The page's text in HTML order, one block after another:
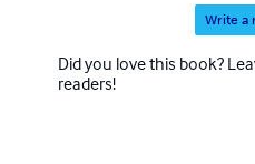
Write a
Did you love this book?
readers!